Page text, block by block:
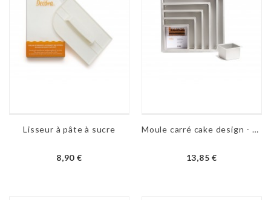
Lisseur à pâte à sucre
8,90 €
Moule carré cake design - H 10 cm - 100 à 300 mm
13,85 €